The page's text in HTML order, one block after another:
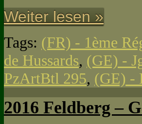
Weiter lesen »
Tags: (FR) - 1ème
de Hussards, (GE) -
PzArtBtl 295, (GE) -
2016 Feldberg –